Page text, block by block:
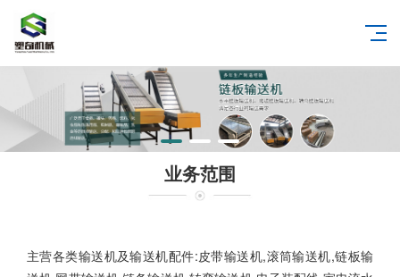
业务范围
主营各类输送机及输送机配件:皮带输送机,滚筒输送机,链板输